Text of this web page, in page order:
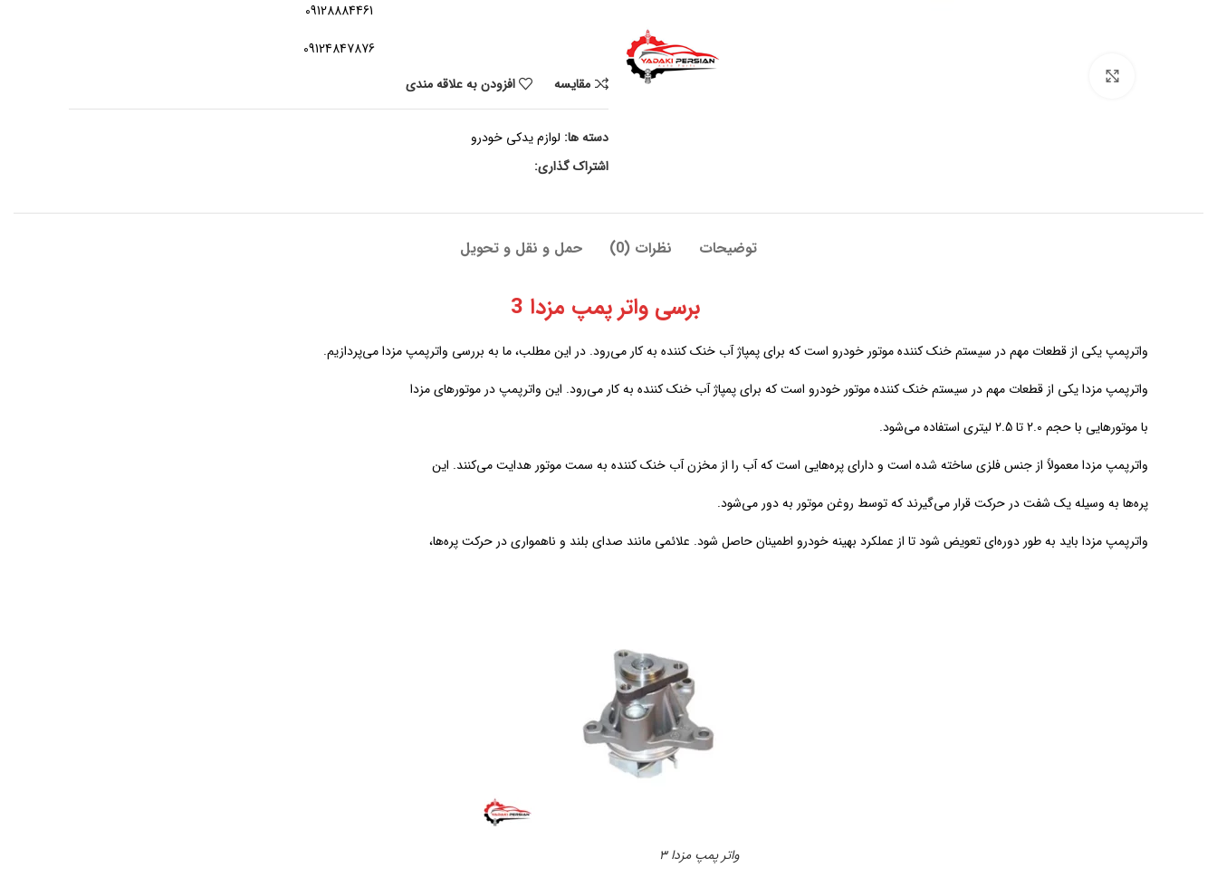
09128884461
09124847876
مقايسه
افزودن به علاقه مندی
دسته ها: لوازم یدکی خودرو
اشتراک گذاری:
توضیحات نظرات (0) حمل و نقل و تحویل
برسی واتر پمپ مزدا 3
واترپمپ یکی از قطعات مهم در سیستم خنک کننده موتور خودرو است که برای پمپاژ آب خنک کننده به کار می‌رود. در این مطلب، ما به بررسی واترپمپ مزدا می‌پردازیم.
واترپمپ مزدا یکی از قطعات مهم در سیستم خنک کننده موتور خودرو است که برای پمپاژ آب خنک کننده به کار می‌رود. این واترپمپ در موتورهای مزدا
با موتورهایی با حجم 2.0 تا 2.5 لیتری استفاده می‌شود.
واترپمپ مزدا معمولاً از جنس فلزی ساخته شده است و دارای پره‌هایی است که آب را از مخزن آب خنک کننده به سمت موتور هدایت می‌کنند. این
پره‌ها به وسیله یک شفت در حرکت قرار می‌گیرند که توسط روغن موتور به دور می‌شود.
واترپمپ مزدا باید به طور دوره‌ای تعویض شود تا از عملکرد بهینه خودرو اطمینان حاصل شود. علائمی مانند صدای بلند و ناهمواری در حرکت پره‌ها،
واتر پمپ مزدا 3